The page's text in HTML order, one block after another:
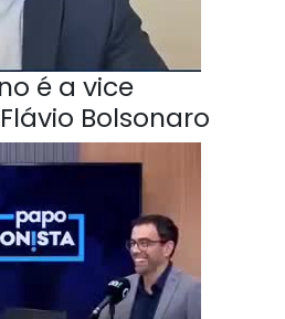
é a vice
Bolsonaro